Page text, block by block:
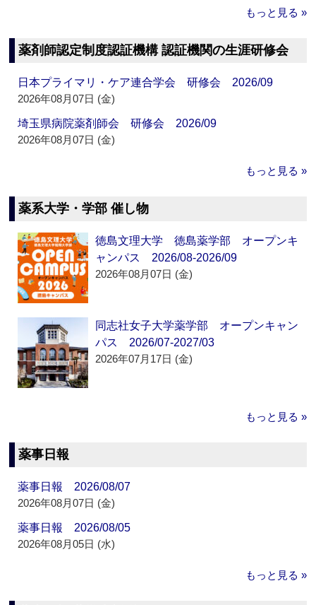
もっと見る »
薬剤師認定制度認証機構 認証機関の生涯研修会
日本プライマリ・ケア連合学会 研修会 2026/09
2026年08月07日 (金)
埼玉県病院薬剤師会 研修会 2026/09
2026年08月07日 (金)
もっと見る »
薬系大学・学部 催し物
徳島文理大学 徳島薬学部 オープンキ
ャンパス 2026/08-2026/09
2026年08月07日 (金)
同志社女子大学薬学部 オープンキャン
パス 2026/07-2027/03
2026年07月17日 (金)
もっと見る »
薬事日報
薬事日報 2026/08/07
2026年08月07日 (金)
薬事日報 2026/08/05
2026年08月05日 (水)
もっと見る »